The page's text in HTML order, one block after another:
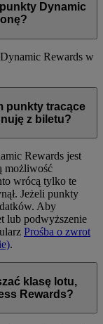
Dynamic
Rewards w
punkty tracące
z biletu?
Rewards jest
możliwość
wrócą tylko te
Jeżeli punkty
Aby
lub podwyższenie
Prośba o zwrot
.
klasę lotu,
Rewards?